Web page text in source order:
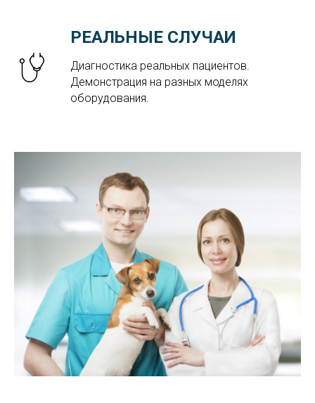
РЕАЛЬНЫЕ СЛУЧАИ
Диагностика реальных пациентов.
Демонстрация на разных моделях
оборудования.